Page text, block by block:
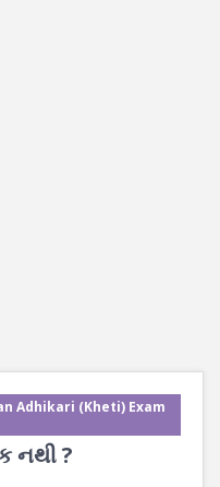
Adhikari (Kheti) Exam
નથી ?